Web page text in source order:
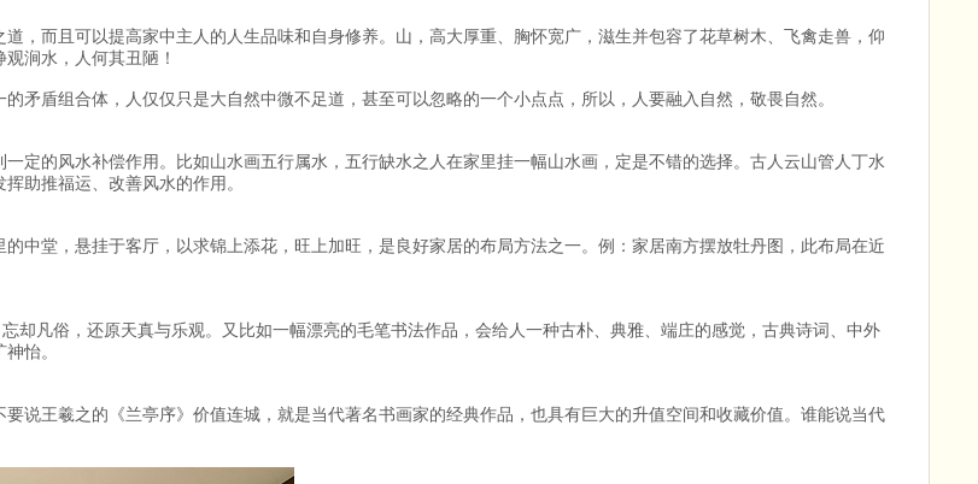
而且可以提高家中主人的人生品味和自身修养。山，高大厚重、胸怀宽广，滋生并包容了花草树木、飞禽走兽，仰
涧水，人何其丑陋！
矛盾组合体，人仅仅只是大自然中微不足道，甚至可以忽略的一个小点点，所以，人要融入自然，敬畏自然。
定的风水补偿作用。比如山水画五行属水，五行缺水之人在家里挂一幅山水画，定是不错的选择。古人云山管人丁水
助推福运、改善风水的作用。
中堂，悬挂于客厅，以求锦上添花，旺上加旺，是良好家居的布局方法之一。例：家居南方摆放牡丹图，此布局在近
却凡俗，还原天真与乐观。又比如一幅漂亮的毛笔书法作品，会给人一种古朴、典雅、端庄的感觉，古典诗词、中外
怡。
说王羲之的《兰亭序》价值连城，就是当代著名书画家的经典作品，也具有巨大的升值空间和收藏价值。谁能说当代